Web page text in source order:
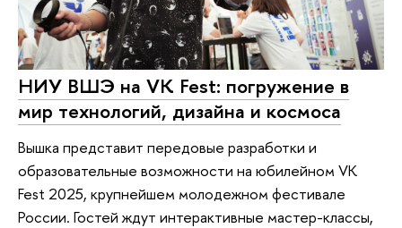
НИУ ВШЭ на VK Fest: погружение в
мир технологий, дизайна и космоса
Вышка представит передовые разработки и
образовательные возможности на юбилейном VK
Fest 2025, крупнейшем молодежном фестивале
России. Гостей ждут интерактивные мастер-классы,